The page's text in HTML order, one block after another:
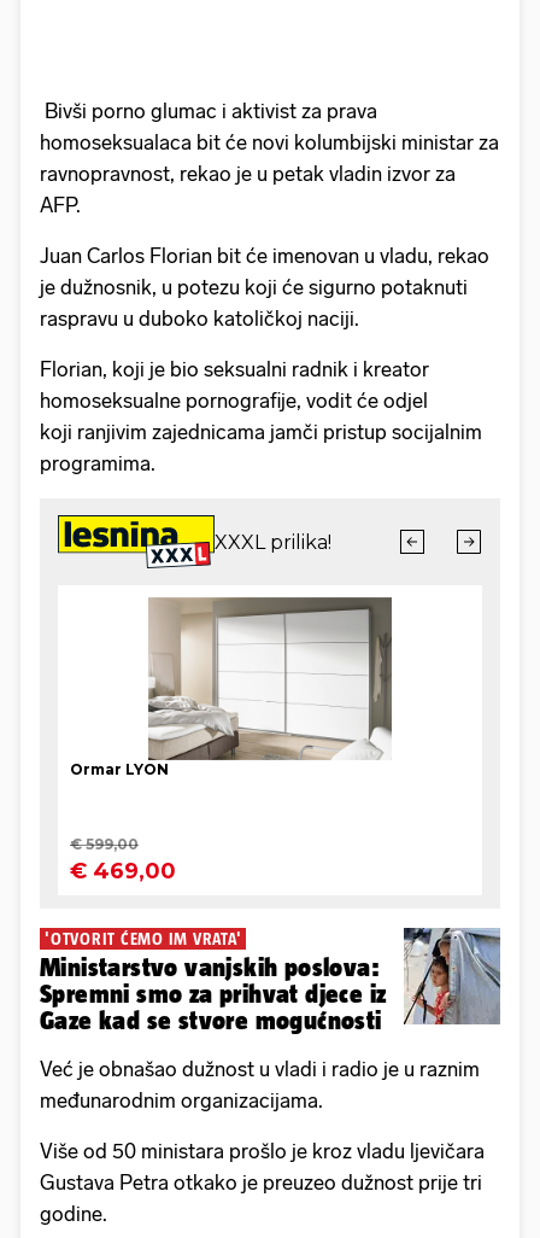
Bivši porno glumac i aktivist za prava
homoseksualaca bit će novi kolumbijski ministar za
ravnopravnost, rekao je u petak vladin izvor za
AFP.
Juan Carlos Florian bit će imenovan u vladu, rekao
je dužnosnik, u potezu koji će sigurno potaknuti
raspravu u duboko katoličkoj naciji.
Florian, koji je bio seksualni radnik i kreator
homoseksualne pornografije, vodit će odjel
koji ranjivim zajednicama jamči pristup socijalnim
programima.
'OTVORIT ĆEMO IM VRATA'
Ministarstvo vanjskih poslova:
Spremni smo za prihvat djece iz
Gaze kad se stvore mogućnosti
Već je obnašao dužnost u vladi i radio je u raznim
međunarodnim organizacijama.
Više od 50 ministara prošlo je kroz vladu ljevičara
Gustava Petra otkako je preuzeo dužnost prije tri
godine.